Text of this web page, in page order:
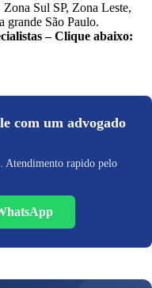
Sul SP, Zona Leste,
grande São Paulo.
– Clique abaixo:
com um advogado
Atendimento rapido pelo